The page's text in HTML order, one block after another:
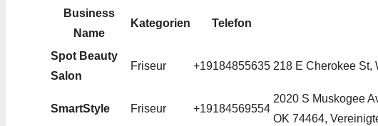
Business
Name
Kategorien Telefon
Spot Beauty
Salon
Friseur +19184855635 218 E Cherokee St,
SmartStyle Friseur +19184569554
2020 S Muskogee
OK 74464,